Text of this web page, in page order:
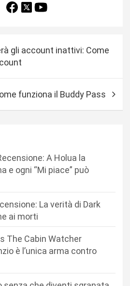
gli account inattivi: Come
funziona il Buddy Pass
A Holua la
e ogni “Mi piace” può
La verità di Dark
ai morti
The Cabin Watcher
è l’unica arma contro